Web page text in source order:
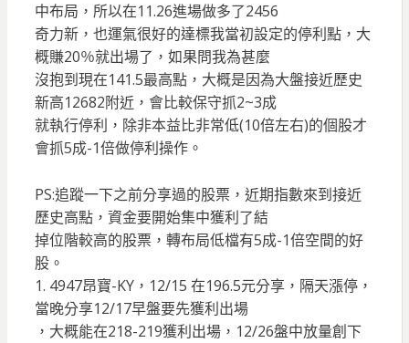
中布局，所以在11.26進場做多了2456
奇力新，也運氣很好的達標我當初設定的停利點，大
概賺20％就出場了，如果問我為甚麼
沒抱到現在141.5最高點，大概是因為大盤接近歷史
新高12682附近，會比較保守抓2~3成
就執行停利，除非本益比非常低(10倍左右)的個股才
會抓5成-1倍做停利操作。
PS:追蹤一下之前分享過的股票，近期指數來到接近
歷史高點，資金要開始集中獲利了結
掉位階較高的股票，轉布局低檔有5成-1倍空間的好
股。
1. 4947昂寶-KY，12/15 在196.5元分享，隔天漲停，
當晚分享12/17早盤要先獲利出場
，大概能在218-219獲利出場，12/26盤中放量創下